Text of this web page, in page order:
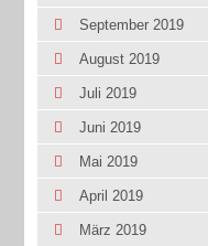
September 2019
August 2019
Juli 2019
Juni 2019
Mai 2019
April 2019
März 2019